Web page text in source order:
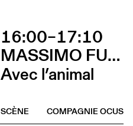
16:00–17:10
MASSIMO FURLAN & CLAIRE DE RIBAUPIERRE
Avec l’animal
COMPAGNIE OCUS
SCÈNE